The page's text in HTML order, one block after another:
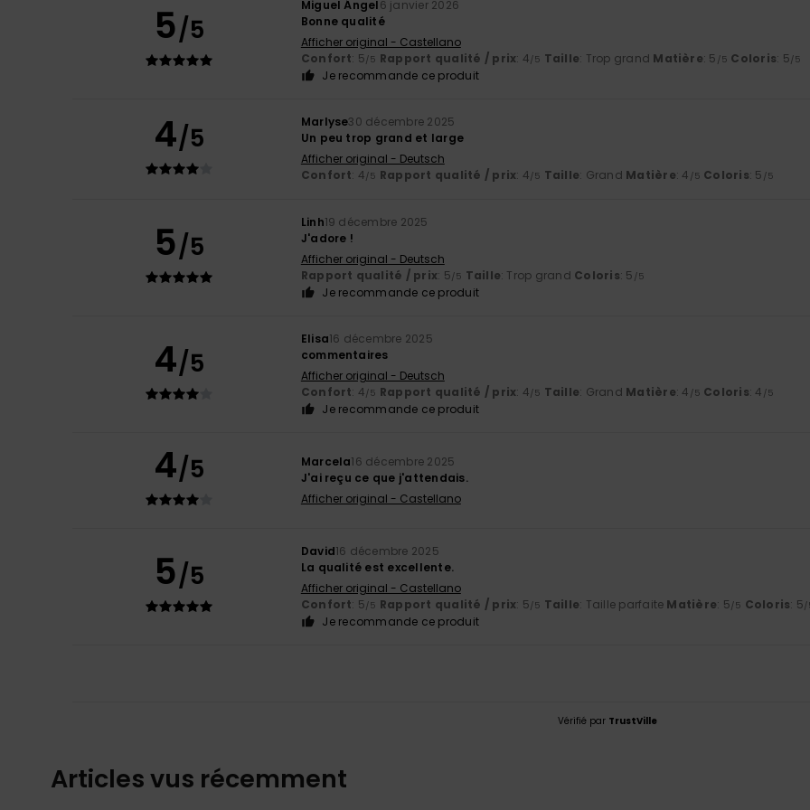
5/5
Miguel Ángel6 janvier 2026
Bonne qualité
Afficher original - Castellano
Confort: 5/5 Rapport qualité / prix: 4/5 Taille: Trop grand Matière: 5 /5 Coloris: 5/5
Je recommande ce produit
4/5 Marlyse30 décembre 2025
Un peu trop grand et large
Afficher original - Deutsch
Confort: 4/5 Rapport qualité / prix: 4/5 Taille: Grand Matière: 4 /5 Coloris: 5 /5
5/5
Linh19 décembre 2025
J'adore !
Afficher original - Deutsch
Rapport qualité / prix: 5/5 Taille: Trop grand Coloris: 5 /5
Je recommande ce produit
4/5
Elisa16 décembre 2025
commentaires
Afficher original - Deutsch
Confort: 4/5 Rapport qualité / prix: 4/5 Taille: Grand Matière: 4 /5 Coloris: 4 /5
Je recommande ce produit
4/5 Marcela16 décembre 2025
J'ai reçu ce que j'attendais.
Afficher original - Castellano
5/5
David16 décembre 2025
La qualité est excellente.
Afficher original - Castellano
Confort: 5/5 Rapport qualité / prix: 5/5 Taille: Taille parfaite Matière: 5/5 Coloris: 5/
Je recommande ce produit
Vérifié par TrustVille
Articles vus récemment